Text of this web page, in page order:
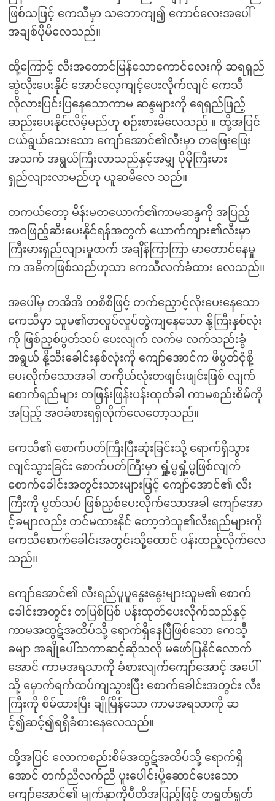
ဖြစ်သဖြင့် ကေသီမှာ သဘောကျ၍ ကောင်လေးအပေါ်
အချစ်ပိုမိလေသည်။
ထို့ကြောင့် လီးအတောင်မြန်သောကောင်လေးကို ဆရရှည်
ဆွဲလိုးပေးနိုင် အောင်လေ့ကျင့်ပေးလိုက်လျင် ကေသီ
လိုလားပြင်းပြနေသောကာမ ဆန္ဒများကို ရေရှည်ဖြည့်
ဆည်းပေးနိုင်လိမ့်မည်ဟု စဉ်းစားမိလေသည် ။ ထို့အပြင်
ငယ်ရွယ်သေးသော ကျော်အောင်၏လီးမှာ တဖြေးဖြေး
အသက် အရွယ်ကြီးလာသည်နှင့်အမျှ ပိုမိုကြီးမား
ရှည်လျားလာမည်ဟု ယူဆမိလေ သည်။
တကယ်တော့ မိန်းမတယောက်၏ကာမဆန္ဒကို အပြည့်
အဝဖြည့်ဆီးပေးနိုင်ရန်အတွက် ယောက်ကျား၏လီးမှာ
ကြီးမားရှည်လျားမှုထက် အချိန်ကြာကြာ မာတောင်နေမှု
က အဓိကဖြစ်သည်ဟုသာ ကေသီလက်ခံထား လေသည်။
အပေါ်မှ တအိအိ တစိစိဖြင့် တက်ညှောင့်လိုးပေးနေသော
ကေသီမှာ သူမ၏တလှုပ်လှုပ်တွဲကျနေသော နို့ကြီးနှစ်လုံး
ကို ဖြစ်ညှစ်ပွတ်သပ် ပေးလျက် လက်မ လက်သည်းခွံ
အရွယ် နို့သီးခေါင်းနှစ်လုံးကို ကျော်အောင်က ဖိပွတ်ငုံစို့
ပေးလိုက်သောအခါ တကိုယ်လုံးတဖျင်းဖျင်းဖြစ် လျက်
စောက်ရည်များ တဖြန်းဖြန်းပန်းထုတ်ခါ ကာမစည်းစိမ်ကို
အပြည့် အဝခံစားရရှိလိုက်လေတော့သည်။
ကေသီ၏ စောက်ပတ်ကြီးပြီးဆုံးခြင်းသို့ ရောက်ရှိသွား
လျင်သွားခြင်း စောက်ပတ်ကြီးမှာ ရှုံ့ပွရှုံ့ပွဖြစ်လျက်
စောက်ခေါင်းအတွင်းသားများဖြင့် ကျော်အောင်၏ လီး
ကြီးကို ပွတ်သပ် ဖြစ်ညှစ်ပေးလိုက်သောအခါ ကျော်အော
င့်ခမျာလည်း တင်မထားနိုင် တော့ဘဲသူ၏လီးရည်များကို
ကေသီစောက်ခေါင်းအတွင်းသို့ထောင် ပန်းထည့်လိုက်လေ
သည်။
ကျော်အောင်၏ လီးရည်ပူပူနွေးနွေးများသူမ၏ စောက်
ခေါင်းအတွင်း တပြစ်ပြစ် ပန်းထုတ်ပေးလိုက်သည်နှင့်
ကာမအထွဋ်အထိပ်သို့ ရောက်ရှိနေပြီဖြစ်သော ကေသီ့
ခမျာ အချိုပေါ်သကာဆင့်ဆိုသလို မဖော်ပြနိုင်လောက်
အောင် ကာမအရသာကို ခံစားလျက်ကျော်အောင့် အပေါ်
သို့ မှောက်ရက်ထပ်ကျသွားပြီး စောက်ခေါင်းအတွင်း လီး
ကြီးကို စိမ်ထားပြီး ချိုမြိန်သော ကာမအရသာကို ဆ
င့်၍ဆင့်၍ရရှိခံစားနေလေသည်။
ထို့အပြင် လောကစည်းစိမ်အထွဋ်အထိပ်သို့ ရောက်ရှိ
အောင် တက်ညီလက်ညီ ပူးပေါင်းပို့ဆောင်ပေးသော
ကျော်အောင်၏ မျက်နှာကိုပီတိအပြည့်ဖြင့် တရှုတ်ရှုတ်